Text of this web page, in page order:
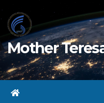
to
content
Mother